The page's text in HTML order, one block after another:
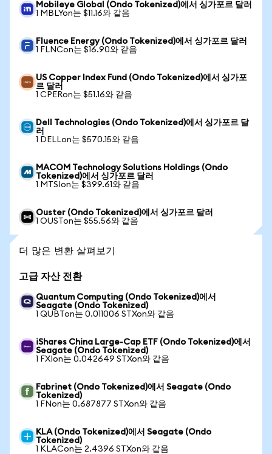
Mobileye Global (Ondo Tokenized)에서 싱가포르 달러
1 MBLYon는 $11.16와 같음
Fluence Energy (Ondo Tokenized)에서 싱가포르 달러
1 FLNCon는 $16.90와 같음
US Copper Index Fund (Ondo Tokenized)에서 싱가포
르 달러
1 CPERon는 $51.16와 같음
Dell Technologies (Ondo Tokenized)에서 싱가포르 달
러
1 DELLon는 $570.15와 같음
MACOM Technology Solutions Holdings (Ondo
Tokenized)에서 싱가포르 달러
1 MTSIon는 $399.61와 같음
Ouster (Ondo Tokenized)에서 싱가포르 달러
1 OUSTon는 $55.56와 같음
더 많은 변환 살펴보기
고급 자산 전환
Quantum Computing (Ondo Tokenized)에서
Seagate (Ondo Tokenized)
1 QUBTon는 0.011006 STXon와 같음
iShares China Large-Cap ETF (Ondo Tokenized)에서
Seagate (Ondo Tokenized)
1 FXIon는 0.042649 STXon와 같음
Fabrinet (Ondo Tokenized)에서 Seagate (Ondo
Tokenized)
1 FNon는 0.687877 STXon와 같음
KLA (Ondo Tokenized)에서 Seagate (Ondo
Tokenized)
1 KLACon는 2.4396 STXon와 같음